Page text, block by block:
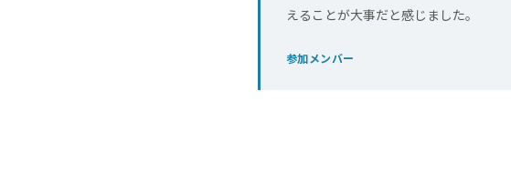
えることが大事だと感じました。
参加メンバー